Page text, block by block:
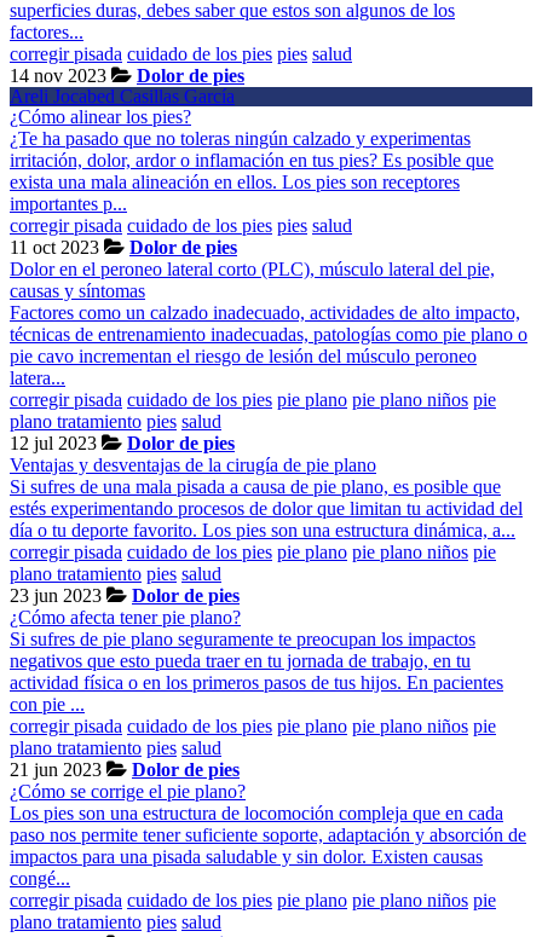
superficies duras, debes saber que estos son algunos de los
factores...
corregir pisada cuidado de los pies pies salud
14 nov 2023
Dolor de pies
Areli Jocabed Casillas García
¿Cómo alinear los pies?
¿Te ha pasado que no toleras ningún calzado y experimentas
irritación, dolor, ardor o inflamación en tus pies? Es posible que
exista una mala alineación en ellos. Los pies son receptores
importantes p...
corregir pisada cuidado de los pies pies salud
11 oct 2023
Dolor de pies
Dolor en el peroneo lateral corto (PLC), músculo lateral del pie,
causas y síntomas
Factores como un calzado inadecuado, actividades de alto impacto,
técnicas de entrenamiento inadecuadas, patologías como pie plano o
pie cavo incrementan el riesgo de lesión del músculo peroneo
latera...
corregir pisada cuidado de los pies pie plano pie plano niños pie
plano tratamiento pies salud
12 jul 2023
Dolor de pies
Ventajas y desventajas de la cirugía de pie plano
Si sufres de una mala pisada a causa de pie plano, es posible que
estés experimentando procesos de dolor que limitan tu actividad del
día o tu deporte favorito. Los pies son una estructura dinámica, a...
corregir pisada cuidado de los pies pie plano pie plano niños pie
plano tratamiento pies salud
23 jun 2023
Dolor de pies
¿Cómo afecta tener pie plano?
Si sufres de pie plano seguramente te preocupan los impactos
negativos que esto pueda traer en tu jornada de trabajo, en tu
actividad física o en los primeros pasos de tus hijos. En pacientes
con pie ...
corregir pisada cuidado de los pies pie plano pie plano niños pie
plano tratamiento pies salud
21 jun 2023
Dolor de pies
¿Cómo se corrige el pie plano?
Los pies son una estructura de locomoción compleja que en cada
paso nos permite tener suficiente soporte, adaptación y absorción de
impactos para una pisada saludable y sin dolor. Existen causas
congé...
corregir pisada cuidado de los pies pie plano pie plano niños pie
plano tratamiento pies salud